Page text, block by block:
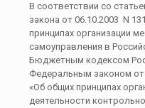
В соответствии со
закона от 06.10.2003 N
принципах организации
самоуправления в
Бюджетным кодексом
Федеральным
«Об общих принципах
деятельности